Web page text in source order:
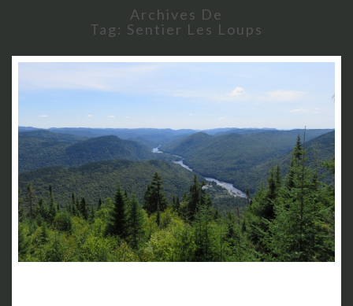
Archives De
Tag: Sentier Les Loups